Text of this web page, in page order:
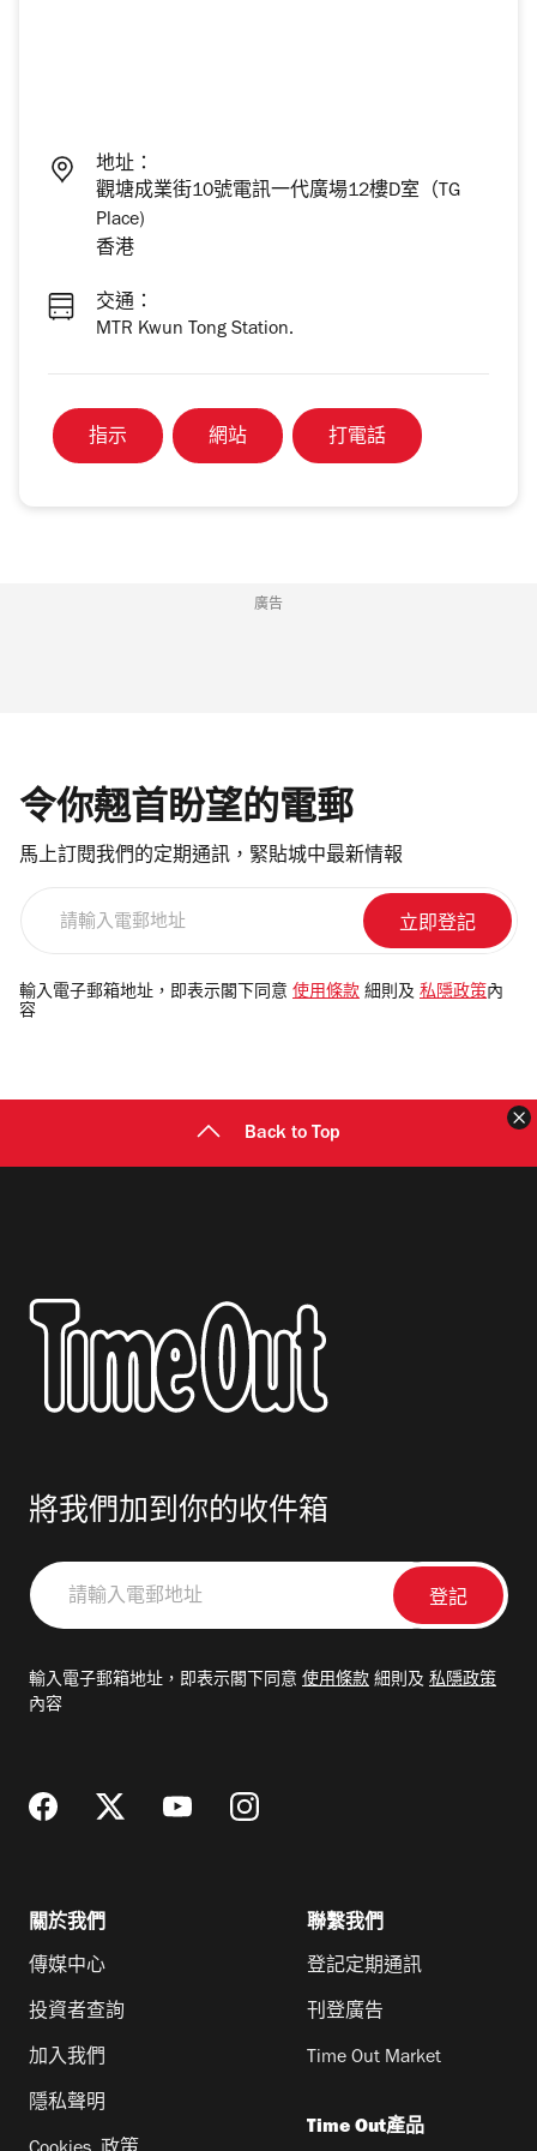
地址：
觀塘成業街10號電訊一代廣場12樓D室（TG
Place)
香港
交通：
MTR Kwun Tong Station.
指示 網站 打電話
廣告
令你翹首盼望的電郵
馬上訂閱我們的定期通訊，緊貼城中最新情報
電
郵
輸入電子郵箱地址，即表示閣下同意 使用條款 細則及 私隱政策 內
容
Back to Top
將我們加到你的收件箱
請
輸
郵
輸入電子郵箱地址，即表示閣下同意 使用條款 細則及 私隱政策
內容
關於我們
傳媒中心
投資者查詢
加入我們
隱私聲明
聯繫我們
登記定期通訊
刊登廣告
Time Out Market
Time Out產品